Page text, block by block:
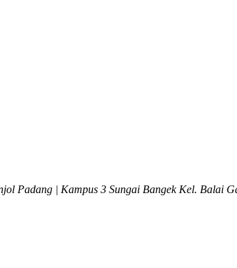
Padang | Kampus 3 Sungai Bangek Kel. Balai